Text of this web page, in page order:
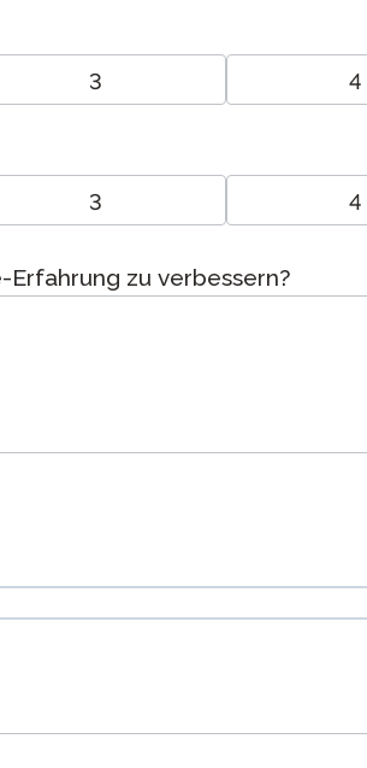
3 4
3 4
Erfahrung zu verbessern?